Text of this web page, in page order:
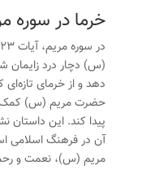
خرما در سوره
(س) دچار درد زایمان
دهد و از خرمای تازه‌ای
حضرت مریم (س) کمک
پیدا کند. این
آن در فرهنگ اسلامی
مریم (س)، نعمت و